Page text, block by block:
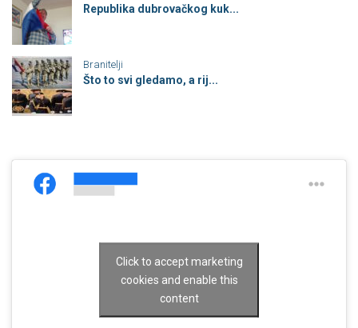
Republika dubrovačkog kuk...
Branitelji
Što to svi gledamo, a rij...
Click to accept marketing
cookies and enable this
content